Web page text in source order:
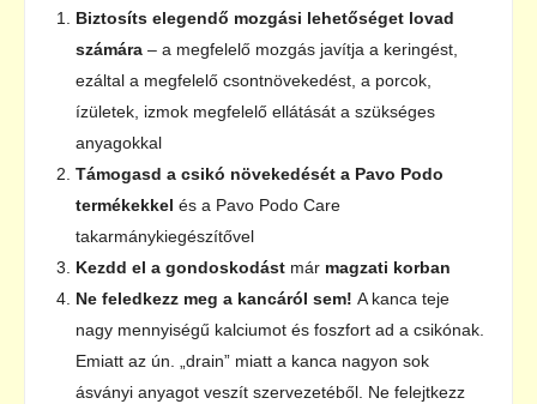
Biztosíts elegendő mozgási lehetőséget lovad
számára – a megfelelő mozgás javítja a keringést,
ezáltal a megfelelő csontnövekedést, a porcok,
ízületek, izmok megfelelő ellátását a szükséges
anyagokkal
Támogasd a csikó növekedését a Pavo Podo
termékekkel és a Pavo Podo Care
takarmánykiegészítővel
Kezdd el a gondoskodást már magzati korban
Ne feledkezz meg a kancáról sem! A kanca teje
nagy mennyiségű kalciumot és foszfort ad a csikónak.
Emiatt az ún. „drain” miatt a kanca nagyon sok
ásványi anyagot veszít szervezetéből. Ne felejtkezz